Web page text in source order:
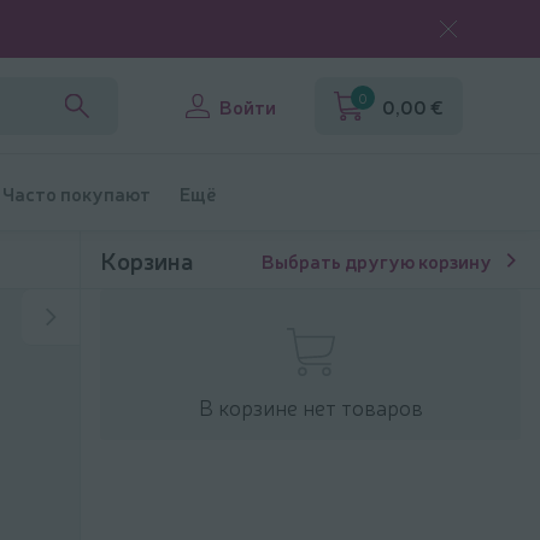
Войти 0 0,00 €
Часто покупают Ещё
Корзина Выбрать другую корзину
В корзине нет товаров